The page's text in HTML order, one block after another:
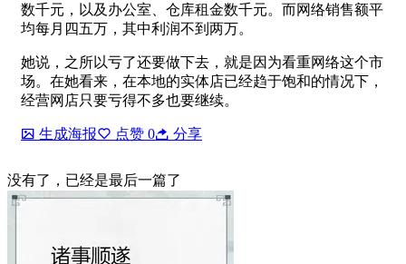
数千元，以及办公室、仓库租金数千元。而网络销售额平
均每月四五万，其中利润不到两万。
她说，之所以亏了还要做下去，就是因为看重网络这个市
场。在她看来，在本地的实体店已经趋于饱和的情况下，
经营网店只要亏得不多也要继续。
生成海报 点赞 0 分享
没有了，已经是最后一篇了